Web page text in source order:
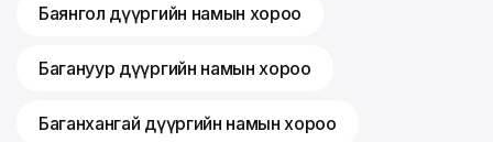
Баянгол дүүргийн намын хороо
Багануур дүүргийн намын хороо
Баганхангай дүүргийн намын хороо